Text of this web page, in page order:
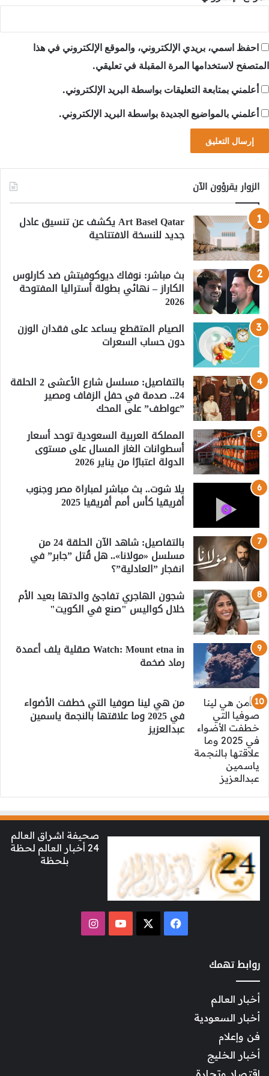
احفظ اسمي، بريدي الإلكتروني، والموقع الإلكتروني في هذا
المتصفح لاستخدامها المرة المقبلة في تعليقي.
أعلمني بمتابعة التعليقات بواسطة البريد الإلكتروني.
أعلمني بالمواضيع الجديدة بواسطة البريد الإلكتروني.
الزوار يقرؤون الآن
Art Basel Qatar يكشف عن تنسيق عادل
جديد للنسخة الافتتاحية
بث مباشر: نوفاك ديوكوفيتش ضد كارلوس
الكاراز – نهائي بطولة أستراليا المفتوحة
2026
الصيام المتقطع يساعد على فقدان الوزن
دون حساب السعرات
بالتفاصيل: مسلسل شارع الأعشى 2 الحلقة
24.. صدمة في حفل الزفاف ومصير
”عواطف” على المحك
المملكة العربية السعودية توحد أسعار
أسطوانات الغاز المسال على مستوى
الدولة اعتبارًا من يناير 2026
يلا شوت.. بث مباشر لمباراة مصر وجنوب
أفريقيا كأس أمم أفريقيا 2025
بالتفاصيل: شاهد الآن الحلقة 24 من
مسلسل «مولانا».. هل قُتل ”جابر” في
انفجار ”العادلية”؟
شجون الهاجري تفاجئ والدتها بعيد الأم
خلال كواليس "صنع في الكويت"
Watch: Mount etna in صقلية يلف أعمدة
رماد ضخمة
من هي لينا صوفيا التي خطفت الأضواء
في 2025 وما علاقتها بالنجمة ياسمين
عبدالعزيز
صحيفة اشراق العالم
24 أخبار العالم لحظة
بلحظة
فيسبوك ‫YouTubeانستقرام
روابط تهمك
أخبار العالم
أخبار السعودية
فن وإعلام
أخبار الخليج
اقتصاد وتجارة